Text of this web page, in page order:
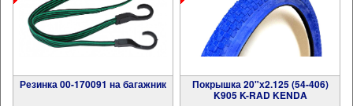
Резинка 00-170091 на багажник Покрышка 20"х2.125 (54-406)
K905 K-RAD KENDA